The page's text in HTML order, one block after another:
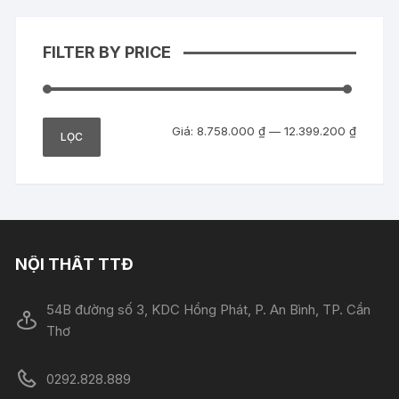
FILTER BY PRICE
Giá
Giá
LỌC Giá: 8.758.000 ₫— 12.399.200 ₫
NỘI THẤT TTĐ
54B đường số 3, KDC Hồng Phát, P. An Bình, TP. Cần
Thơ
0292.828.889